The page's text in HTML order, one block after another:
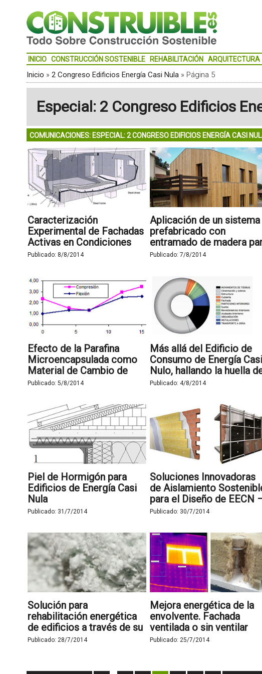
INICIO CONSTRUCCIÓN SOSTENIBLE REHABILITACIÓN ARQUITECTURA
Inicio » 2 Congreso Edificios Energía Casi Nula» Página 5
Especial: 2 Congreso Edificios
COMUNICACIONES: ESPECIAL: 2 CONGRESO EDIFICIOS ENERGÍA CASI
Caracterización
Experimental de Fachadas
Activas en Condiciones
Ambientales Reales por
Publicado: 8/8/2014
Aplicación de un sistema
prefabricado con
entramado de madera
Edificios de Energía Casi
Publicado: 7/8/2014
Efecto de la Parafina
Microencapsulada como
Material de Cambio de
Fase (PCM) en el mortero
Publicado: 5/8/2014
Más allá del Edificio de
Consumo de Energía Casi
Nulo, hallando la huella
carbono del edificio
Publicado: 4/8/2014
Piel de Hormigón para
Edificios de Energía Casi
Nula
Publicado: 31/7/2014
Soluciones Innovadoras
de Aislamiento
para el Diseño de EECN
Casos Prácticos
Publicado: 30/7/2014
Solución para
rehabilitación energética
de edificios a través de su
envolvente térmica.
Lana Mineral virgen
Publicado: 28/7/2014
Mejora energética de la
envolvente. Fachada
ventilada o sin ventilar
Publicado: 25/7/2014